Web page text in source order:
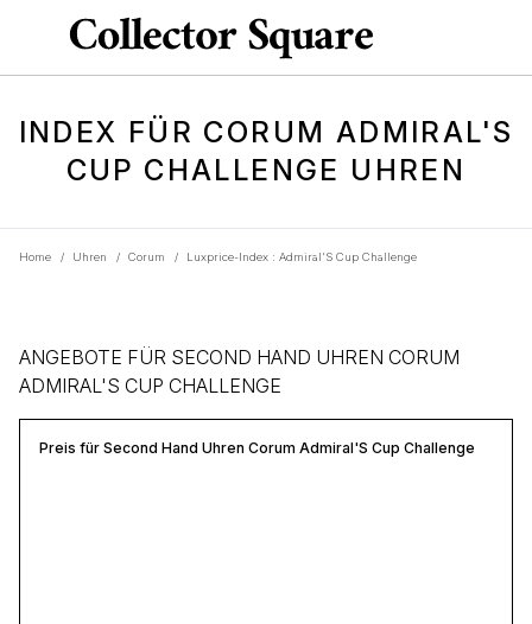
INDEX FÜR CORUM ADMIRAL'S
CUP CHALLENGE UHREN
Home / Uhren / Corum / Luxprice-Index : Admiral'S Cup Challenge
ANGEBOTE FÜR SECOND HAND UHREN CORUM
ADMIRAL'S CUP CHALLENGE
Preis für Second Hand Uhren Corum Admiral'S Cup Challenge